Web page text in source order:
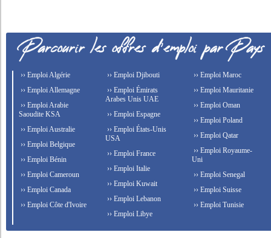
›› Emploi Algérie
›› Emploi Allemagne
›› Emploi Arabie
Saoudite KSA
›› Emploi Australie
›› Emploi Belgique
›› Emploi Bénin
›› Emploi Cameroun
›› Emploi Canada
›› Emploi Côte d'Ivoire
›› Emploi Djibouti
›› Emploi Émirats
Arabes Unis UAE
›› Emploi Espagne
›› Emploi États-Unis
USA
›› Emploi France
›› Emploi Italie
›› Emploi Kuwait
›› Emploi Lebanon
›› Emploi Libye
›› Emploi Maroc
›› Emploi Mauritanie
›› Emploi Oman
›› Emploi Poland
›› Emploi Qatar
›› Emploi Royaume-
Uni
›› Emploi Senegal
›› Emploi Suisse
›› Emploi Tunisie